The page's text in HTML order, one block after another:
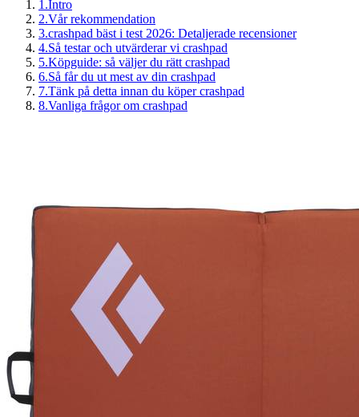
1 .Intro
2.Vår rekommendation
3.crashpad bäst i test 2026: Detaljerade recensioner
4.Så testar och utvärderar vi crashpad
5.Köpguide: så väljer du rätt crashpad
6.Så får du ut mest av din crashpad
7.Tänk på detta innan du köper crashpad
8.Vanliga frågor om crashpad